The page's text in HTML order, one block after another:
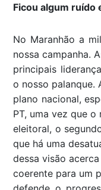
Ficou algum ruído
No Maranhão a
nossa campanha.
principais
o nosso palanque.
plano nacional,
PT, uma vez que o
eleitoral, o
que há uma
dessa visão
coerente para um